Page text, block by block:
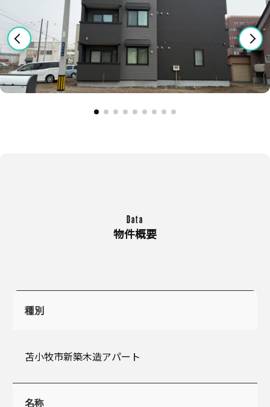
Data
物件概要
種別
苫小牧市新築木造アパート
名称